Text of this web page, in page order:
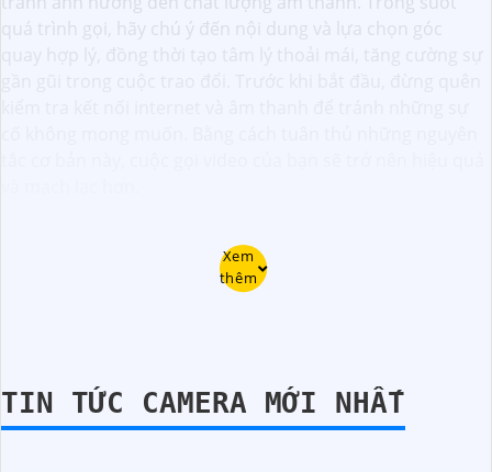
quá trình gọi, hãy chú ý đến nội dung và lựa chọn góc
Xem
thêm
TIN TỨC CAMERA MỚI NHẤT